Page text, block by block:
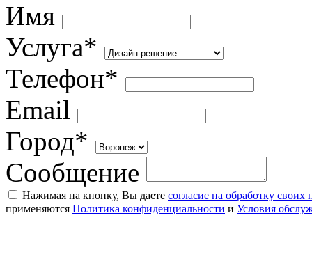
Имя
Услуга*
Телефон*
Email
Город*
Сообщение
Нажимая на кнопку, Вы даете согласие на обработку
применяются Политика конфиденциальности и Условия